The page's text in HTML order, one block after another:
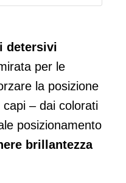
detersivi
per le
la posizione
– dai colorati
posizionamento
brillantezza